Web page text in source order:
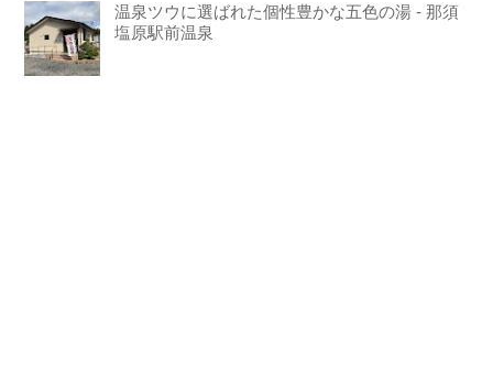
温泉ツウに選ばれた個性豊かな五色の湯 - 那須
塩原駅前温泉